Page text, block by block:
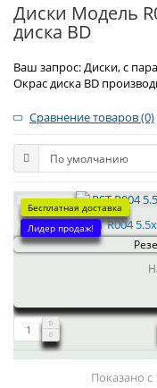
Диски Модель
диска BD
Ваш запрос: Диски, с
Окрас диска BD
Сравнение товаров (0)
Бесплатная доставка
Лидер продаж!RST R004
Показано с